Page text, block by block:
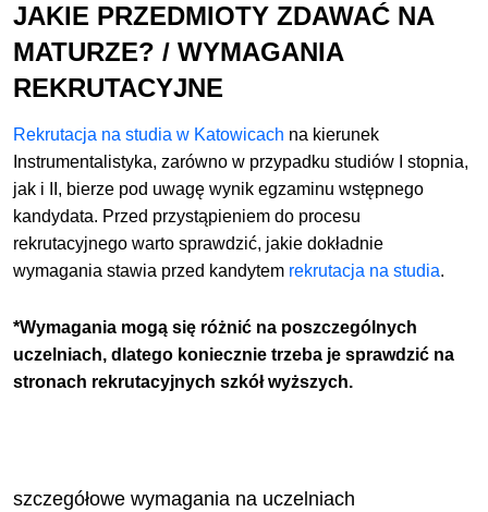
JAKIE PRZEDMIOTY ZDAWAĆ NA
MATURZE? / WYMAGANIA
REKRUTACYJNE
Rekrutacja na studia w Katowicach na kierunek
Instrumentalistyka, zarówno w przypadku studiów I stopnia,
jak i II, bierze pod uwagę wynik egzaminu wstępnego
kandydata. Przed przystąpieniem do procesu
rekrutacyjnego warto sprawdzić, jakie dokładnie
wymagania stawia przed kandytem rekrutacja na studia.
*Wymagania mogą się różnić na poszczególnych
uczelniach, dlatego koniecznie trzeba je sprawdzić na
stronach rekrutacyjnych szkół wyższych.
szczegółowe wymagania na uczelniach